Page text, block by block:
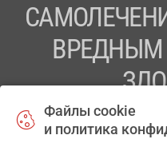
ВРЕДНЫМ
ПЕРЕД
Файлы cookie
и политика